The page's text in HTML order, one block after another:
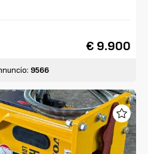
€ 9.900
9566